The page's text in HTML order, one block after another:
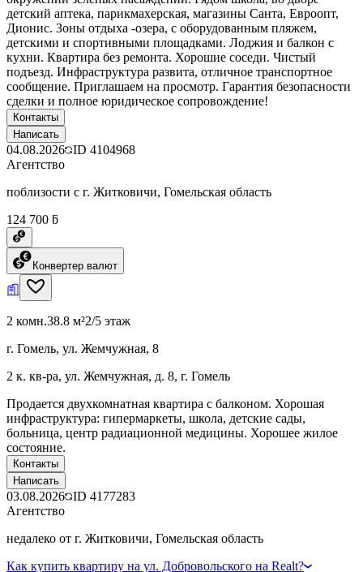
детский аптека, парикмахерская, магазины Санта, Евроопт,
Дионис. Зоны отдыха -озера, с оборудованным пляжем,
детскими и спортивными площадками. Лоджия и балкон с
кухни. Квартира без ремонта. Хорошие соседи. Чистый
подъезд. Инфраструктура развита, отличное транспортное
сообщение. Приглашаем на просмотр. Гарантия безопасности
сделки и полное юридическое сопровождение!
Контакты
Написать
04.08.2026 ID 4104968
Агентство
поблизости с г. Житковичи, Гомельская область
124 700 ƃ
Конвертер валют
2 комн.38.8 м²2/5 этаж
г. Гомель, ул. Жемчужная, 8
2 к. кв-ра, ул. Жемчужная, д. 8, г. Гомель
Продается двухкомнатная квартира с балконом. Хорошая
инфраструктура: гипермаркеты, школа, детские сады,
больница, центр радиационной медицины. Хорошее жилое
состояние.
Контакты
Написать
03.08.2026 ID 4177283
Агентство
недалеко от г. Житковичи, Гомельская область
Как купить квартиру на ул. Добровольского на Realt?